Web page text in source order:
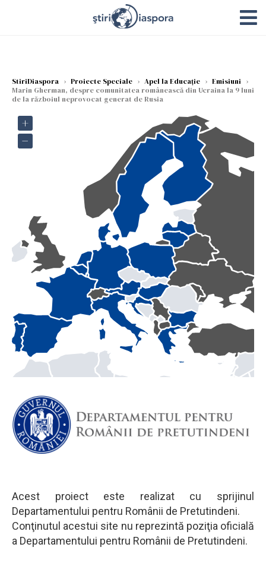
StiriDiaspora › Proiecte Speciale › Apel la Educație › Emisiuni
›
Marin Gherman, despre comunitatea românească din Ucraina la 9 luni
de la războiul neprovocat generat de Rusia
+
−
Acest proiect este realizat cu sprijinul
Departamentului pentru Românii de Pretutindeni.
Conţinutul acestui site nu reprezintă poziţia oficială
a Departamentului pentru Românii de Pretutindeni.